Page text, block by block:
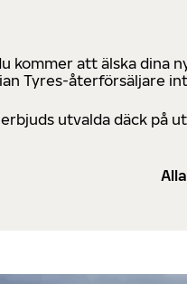
kommer att älska dina
Tyres-återförsäljare
utvalda däck på